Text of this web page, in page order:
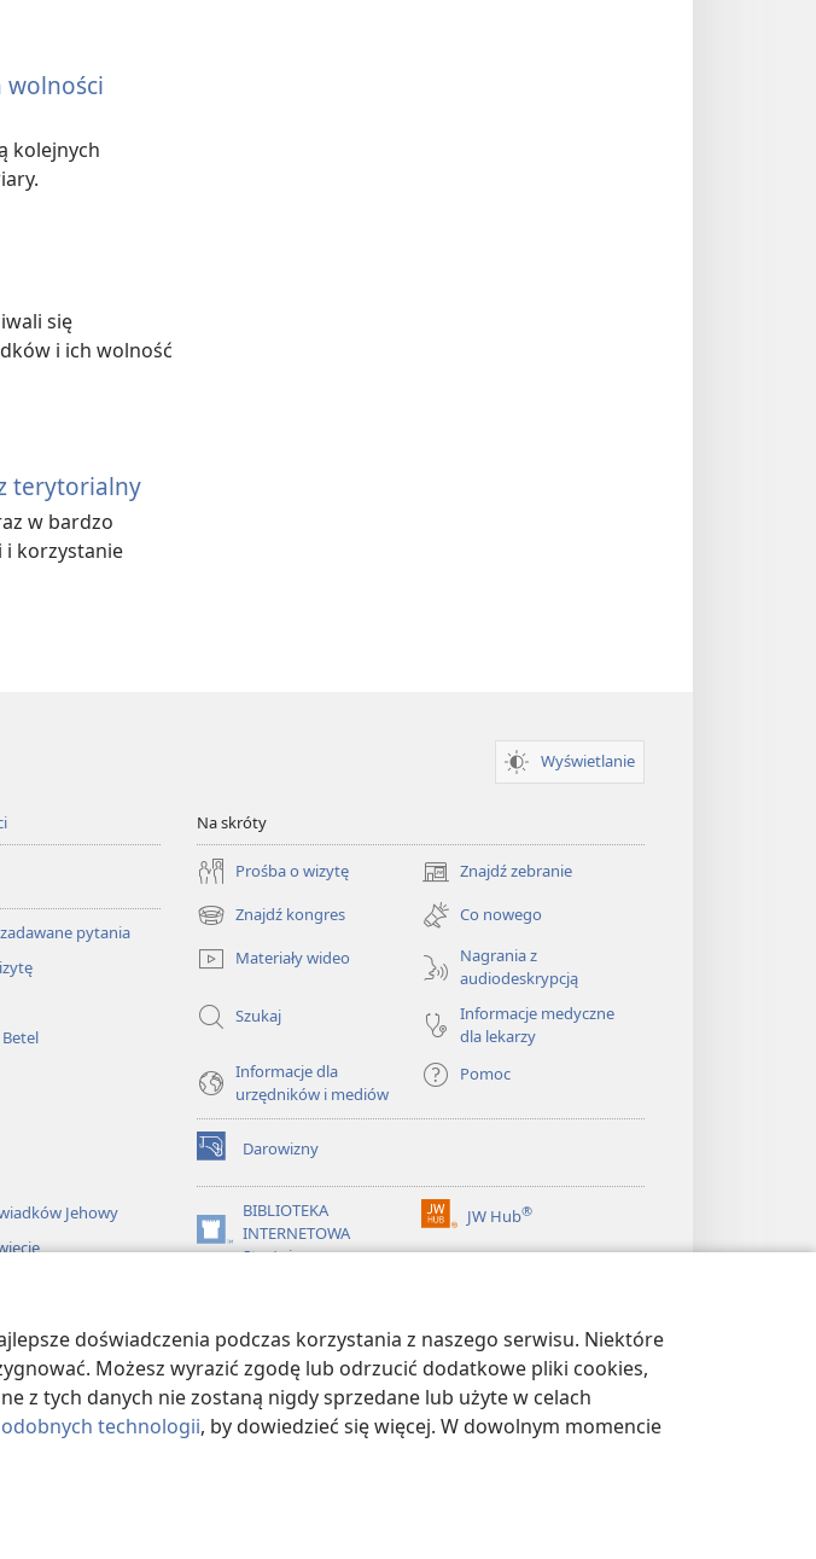
doświadczenia podczas korzystania z naszego serwisu. Niektóre
Możesz wyrazić zgodę lub odrzucić dodatkowe pliki cookies,
z tych danych nie zostaną nigdy sprzedane lub użyte w celach
technologii, by dowiedzieć się więcej. W dowolnym momencie
wolności
kolejnych
się
i ich wolność
terytorialny
w bardzo
korzystanie
Wyświetlanie
pytania
Jehowy
Na skróty
Prośba o wizytę Znajdź zebranie
(opens
new
window)
Znajdź kongres
(opens
new
window)
Co nowego
Materiały wideo
Nagrania z
audiodeskrypcją
Szukaj
Informacje medyczne
dla lekarzy
Informacje dla
urzędników i mediów
Pomoc
Darowizny
(opens
new
window)BIBLIOTEKA
INTERNETOWA
Strażnicy
(opens
JW Hub®
(opens
new